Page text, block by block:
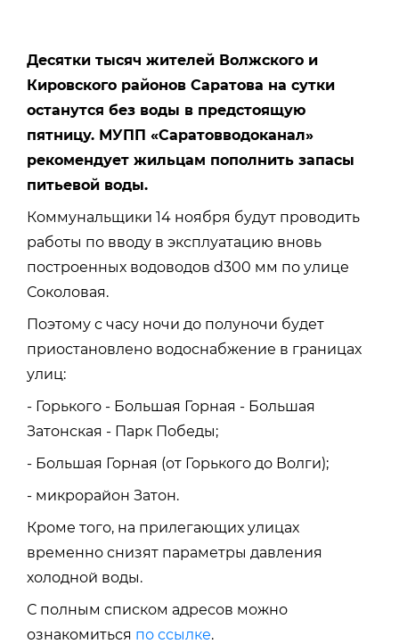
Десятки тысяч жителей Волжского и
Кировского районов Саратова на сутки
останутся без воды в предстоящую
пятницу. МУПП «Саратовводоканал»
рекомендует жильцам пополнить запасы
питьевой воды.
Коммунальщики 14 ноября будут проводить
работы по вводу в эксплуатацию вновь
построенных водоводов d300 мм по улице
Соколовая.
Поэтому с часу ночи до полуночи будет
приостановлено водоснабжение в границах
улиц:
- Горького - Большая Горная - Большая
Затонская - Парк Победы;
- Большая Горная (от Горького до Волги);
- микрорайон Затон.
Кроме того, на прилегающих улицах
временно снизят параметры давления
холодной воды.
С полным списком адресов можно
ознакомиться по ссылке.